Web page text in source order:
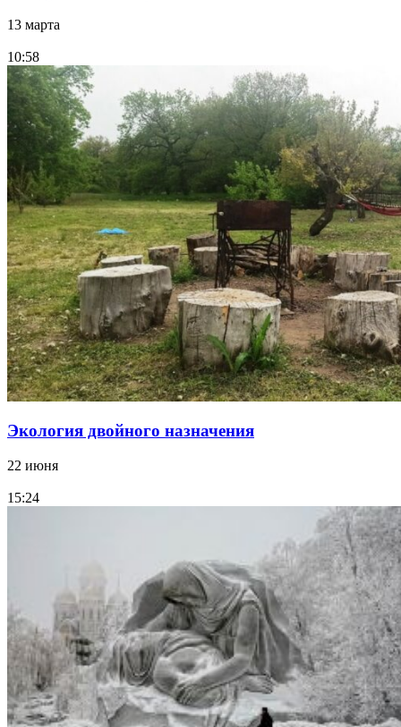
13 марта
10:58
Экология двойного назначения
22 июня
15:24